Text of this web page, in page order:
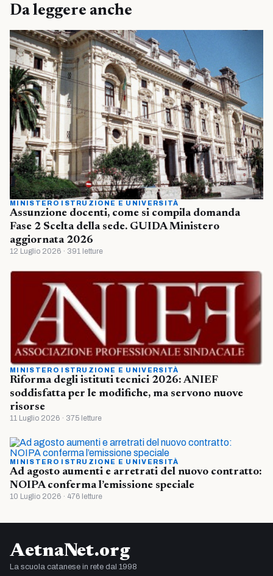
Da leggere anche
MINISTERO ISTRUZIONE E UNIVERSITÀ
Assunzione docenti, come si compila domanda
Fase 2 Scelta della sede. GUIDA Ministero
aggiornata 2026
12 Luglio 2026 · 391 letture
MINISTERO ISTRUZIONE E UNIVERSITÀ
Riforma degli istituti tecnici 2026: ANIEF
soddisfatta per le modifiche, ma servono nuove
risorse
11 Luglio 2026 · 375 letture
MINISTERO ISTRUZIONE E UNIVERSITÀ
Ad agosto aumenti e arretrati del nuovo contratto:
NOIPA conferma l’emissione speciale
10 Luglio 2026 · 476 letture
AetnaNet.org
La scuola catanese in rete dal 1998